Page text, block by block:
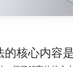
核心内容